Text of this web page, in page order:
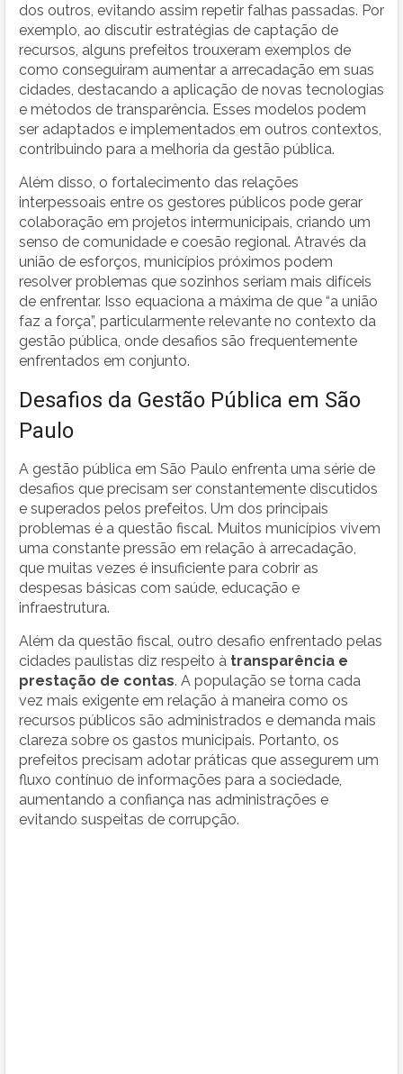
dos outros, evitando assim repetir falhas passadas. Por
exemplo, ao discutir estratégias de captação de
recursos, alguns prefeitos trouxeram exemplos de
como conseguiram aumentar a arrecadação em suas
cidades, destacando a aplicação de novas tecnologias
e métodos de transparência. Esses modelos podem
ser adaptados e implementados em outros contextos,
contribuindo para a melhoria da gestão pública.
Além disso, o fortalecimento das relações
interpessoais entre os gestores públicos pode gerar
colaboração em projetos intermunicipais, criando um
senso de comunidade e coesão regional. Através da
união de esforços, municípios próximos podem
resolver problemas que sozinhos seriam mais difíceis
de enfrentar. Isso equaciona a máxima de que “a união
faz a força”, particularmente relevante no contexto da
gestão pública, onde desafios são frequentemente
enfrentados em conjunto.
Desafios da Gestão Pública em São
Paulo
A gestão pública em São Paulo enfrenta uma série de
desafios que precisam ser constantemente discutidos
e superados pelos prefeitos. Um dos principais
problemas é a questão fiscal. Muitos municípios vivem
uma constante pressão em relação à arrecadação,
que muitas vezes é insuficiente para cobrir as
despesas básicas com saúde, educação e
infraestrutura.
Além da questão fiscal, outro desafio enfrentado pelas
cidades paulistas diz respeito à transparência e
prestação de contas. A população se torna cada
vez mais exigente em relação à maneira como os
recursos públicos são administrados e demanda mais
clareza sobre os gastos municipais. Portanto, os
prefeitos precisam adotar práticas que assegurem um
fluxo contínuo de informações para a sociedade,
aumentando a confiança nas administrações e
evitando suspeitas de corrupção.